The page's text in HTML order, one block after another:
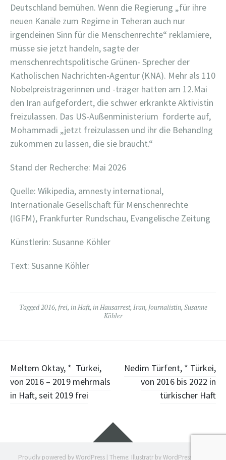
Deutschland bemühen. Wenn die Regierung „für ihre
neuen Kanäle zum Regime in Teheran auch nur
irgendeinen Sinn für die Menschenrechte“ reklamiere,
müsse sie jetzt handeln, sagte der
menschenrechtspolitische Grünen- Sprecher der
Katholischen Nachrichten-Agentur (KNA). Mehr als 110
Nobelpreisträgerinnen und -träger hatten am 12.Mai
den Iran aufgefordert, die schwer erkrankte Aktivistin
freizulassen. Das US-Außenministerium forderte auf,
Mohammadi „jetzt freizulassen und ihr die Behandlng
zukommen zu lassen, die sie braucht.“
Stand der Recherche: Mai 2026
Quelle: Wikipedia, amnesty international,
Internationale Gesellschaft für Menschenrechte
(IGFM), Frankfurter Rundschau, Evangelische Zeitung
Künstlerin: Susanne Köhler
Text: Susanne Köhler
Tagged2016, frei, in Haft, in Hausarrest, Iran, Journalistin, Susanne
Köhler
Post
navigation
Meltem Oktay, * Türkei,
von 2016 – 2019 mehrmals
in Haft, seit 2019 frei
Nedim Türfent, * Türkei,
von 2016 bis 2022 in
türkischer Haft
Widgets
Proudly powered by WordPress | Theme: Illustratr byWordPress.com